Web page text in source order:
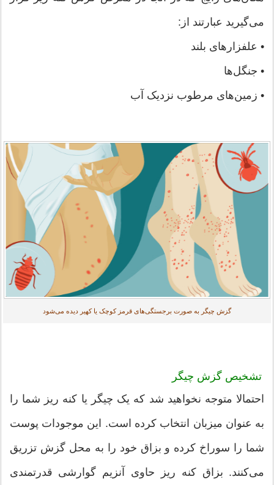
می‌گیرید عبارتند از:
• علفزارهای بلند
• جنگل‌ها
• زمین‌های مرطوب نزدیک آب
گزش چیگر به صورت برجستگی‌های قرمز کوچک یا کهیر دیده می‌شود
تشخیص گزش چیگر
احتمالا متوجه نخواهید شد که یک چیگر یا کنه ریز شما را
به عنوان میزبان انتخاب کرده است. این موجودات پوست
شما را سوراخ کرده و بزاق خود را به محل گزش تزریق
می‌کنند. بزاق کنه ریز حاوی آنزیم گوارشی قدرتمندی